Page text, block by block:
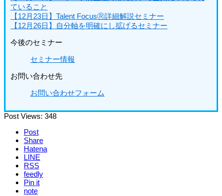
ていること
【12月23日】Talent FocusⓇ詳細解説セミナー
【12月26日】自分軸を明確にし拡げるセミナー
今後のセミナー
セミナー情報
お問い合わせ先
お問い合わせフォーム
Post Views: 348
Post
Share
Hatena
LINE
RSS
feedly
Pin it
note